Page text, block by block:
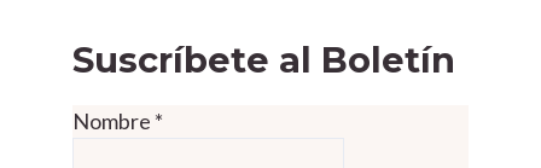
Suscríbete al Boletín
Nombre *